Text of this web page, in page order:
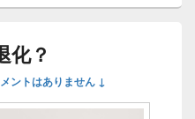
化？
ントはありません ↓